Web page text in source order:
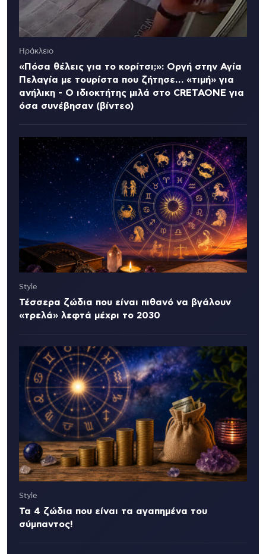
Ηράκλειο
«Πόσα θέλεις για το κορίτσι;»: Οργή στην Αγία
Πελαγία με τουρίστα που ζήτησε… «τιμή» για
ανήλικη - Ο ιδιοκτήτης μιλά στο CRETAONE για
όσα συνέβησαν (βίντεο)
Style
Τέσσερα ζώδια που είναι πιθανό να βγάλουν
«τρελά» λεφτά μέχρι το 2030
Style
Τα 4 ζώδια που είναι τα αγαπημένα του
σύμπαντος!